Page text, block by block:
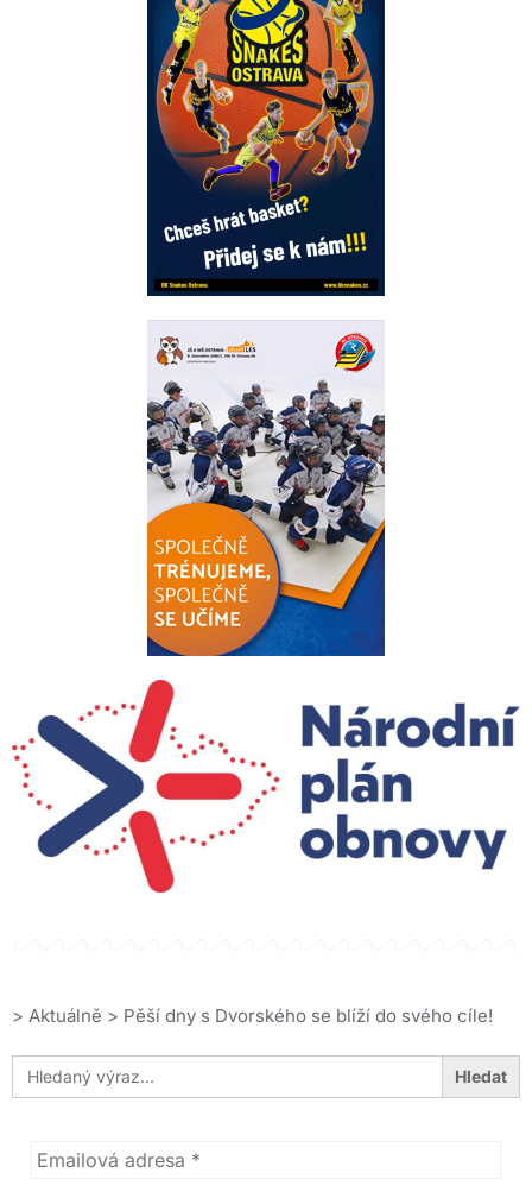
> Aktuálně > Pěší dny s Dvorského se blíží do svého cíle!
Search
for: